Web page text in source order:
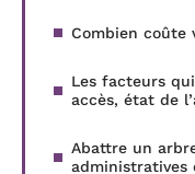
Combien coûte
Les facteurs
accès, état de
Abattre un
administratives